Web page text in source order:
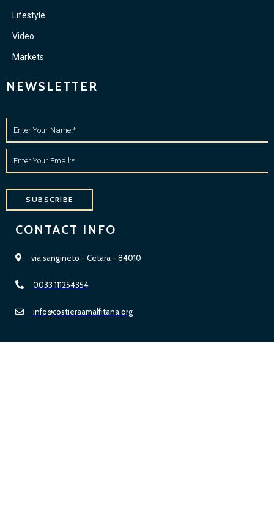
Lifestyle
Video
Markets
NEWSLETTER
SUBSCRIBE
CONTACT INFO
via sangineto - Cetara - 84010
0033 111254354
info@costieraamalfitana.org